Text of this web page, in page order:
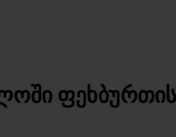
ფეხბურთის